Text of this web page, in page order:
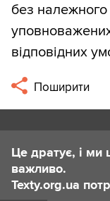
без
відповідних
Поширити
Це дратує, і ми
важливо.
Texty.org.ua